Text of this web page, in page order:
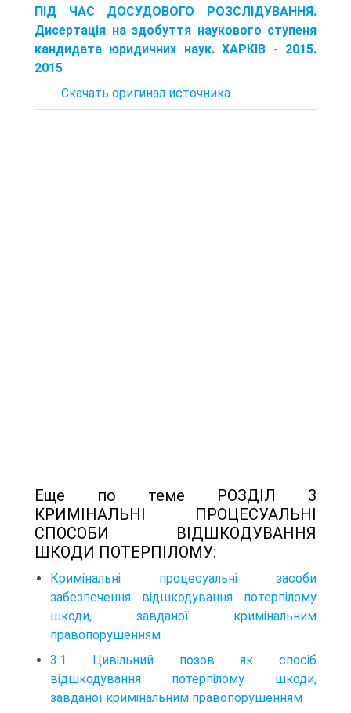
ПІД ЧАС ДОСУДОВОГО РОЗСЛІДУВАННЯ.
Дисертація на здобуття наукового ступеня
кандидата юридичних наук. ХАРКІВ - 2015.
2015
Скачать оригинал источника
Еще по теме РОЗДІЛ 3
КРИМІНАЛЬНІ ПРОЦЕСУАЛЬНІ
СПОСОБИ ВІДШКОДУВАННЯ
ШКОДИ ПОТЕРПІЛОМУ:
Кримінальні процесуальні засоби
забезпечення відшкодування потерпілому
шкоди, завданої кримінальним
правопорушенням
3.1 Цивільний позов як спосіб
відшкодування потерпілому шкоди,
завданої кримінальним правопорушенням